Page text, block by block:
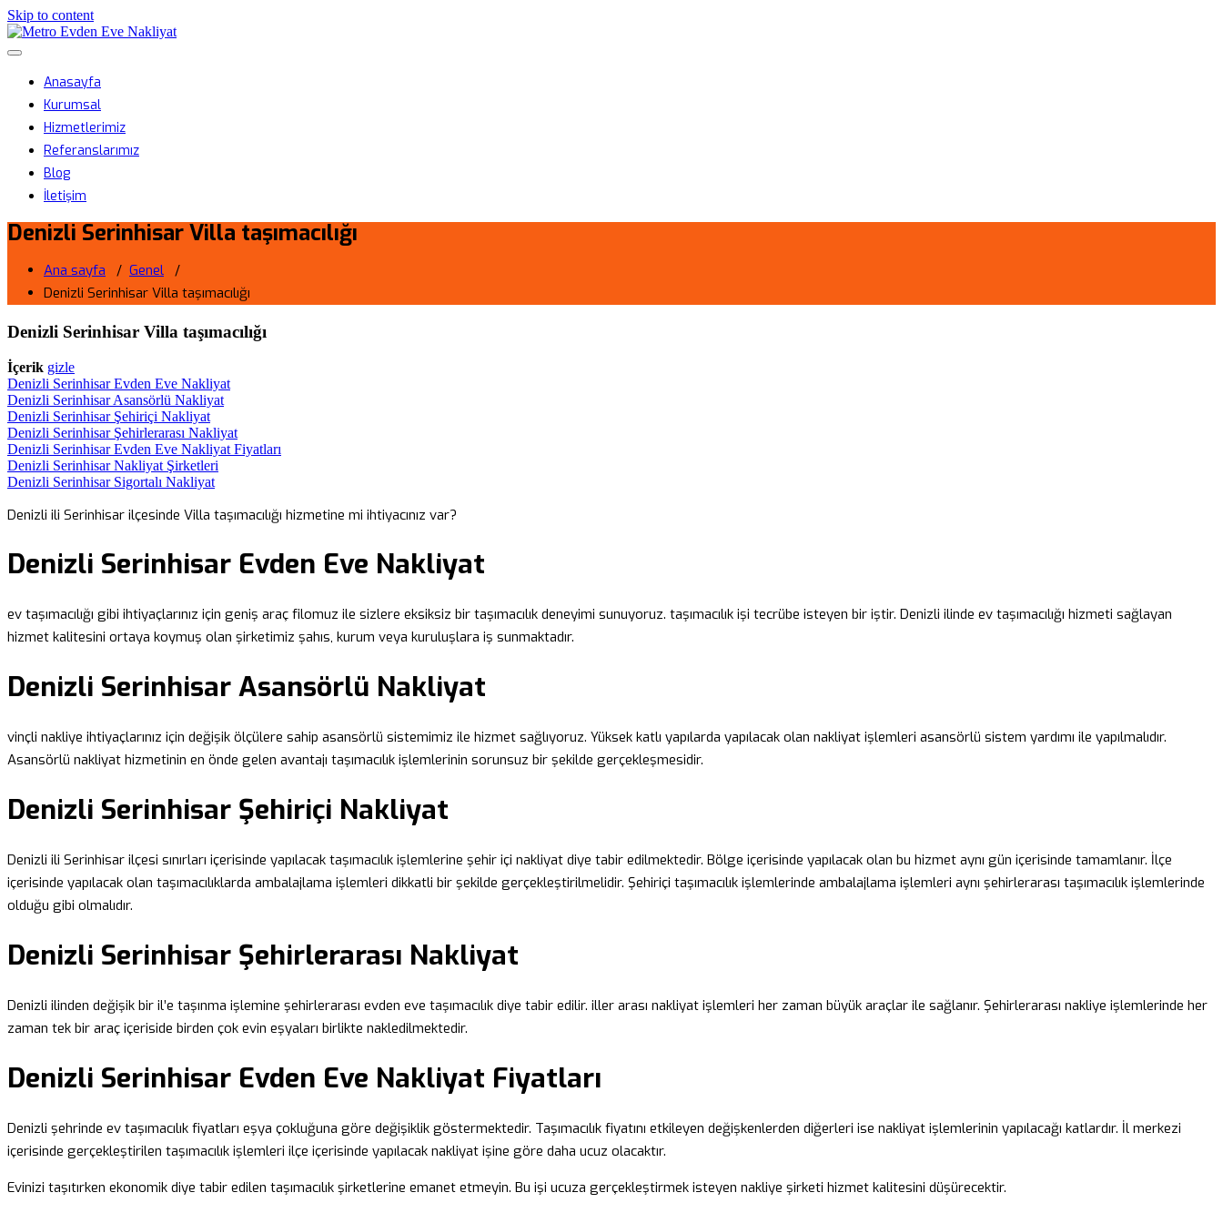
Skip to content
Metro Evden Eve Nakliyat
Anasayfa
Kurumsal
Hizmetlerimiz
Referanslarımız
Blog
İletişim
Denizli Serinhisar Villa taşımacılığı
Ana sayfa / Genel /
Denizli Serinhisar Villa taşımacılığı
Denizli Serinhisar Villa taşımacılığı
İçerik gizle
Denizli Serinhisar Evden Eve Nakliyat
Denizli Serinhisar Asansörlü Nakliyat
Denizli Serinhisar Şehiriçi Nakliyat
Denizli Serinhisar Şehirlerarası Nakliyat
Denizli Serinhisar Evden Eve Nakliyat Fiyatları
Denizli Serinhisar Nakliyat Şirketleri
Denizli Serinhisar Sigortalı Nakliyat
Denizli ili Serinhisar ilçesinde Villa taşımacılığı hizmetine mi ihtiyacınız var?
Denizli Serinhisar Evden Eve Nakliyat
ev taşımacılığı gibi ihtiyaçlarınız için geniş araç filomuz ile sizlere eksiksiz bir taşımacılık deneyimi sunuyoruz. taşımacılık işi tecrübe isteyen bir iştir. Denizli ilinde ev taşımacılığı hizmeti sağlayan
hizmet kalitesini ortaya koymuş olan şirketimiz şahıs, kurum veya kuruluşlara iş sunmaktadır.
Denizli Serinhisar Asansörlü Nakliyat
vinçli nakliye ihtiyaçlarınız için değişik ölçülere sahip asansörlü sistemimiz ile hizmet sağlıyoruz. Yüksek katlı yapılarda yapılacak olan nakliyat işlemleri asansörlü sistem yardımı ile yapılmalıdır.
Asansörlü nakliyat hizmetinin en önde gelen avantajı taşımacılık işlemlerinin sorunsuz bir şekilde gerçekleşmesidir.
Denizli Serinhisar Şehiriçi Nakliyat
Denizli ili Serinhisar ilçesi sınırları içerisinde yapılacak taşımacılık işlemlerine şehir içi nakliyat diye tabir edilmektedir. Bölge içerisinde yapılacak olan bu hizmet aynı gün içerisinde tamamlanır. İlçe
içerisinde yapılacak olan taşımacılıklarda ambalajlama işlemleri dikkatli bir şekilde gerçekleştirilmelidir. Şehiriçi taşımacılık işlemlerinde ambalajlama işlemleri aynı şehirlerarası taşımacılık işlemlerinde
olduğu gibi olmalıdır.
Denizli Serinhisar Şehirlerarası Nakliyat
Denizli ilinden değişik bir il’e taşınma işlemine şehirlerarası evden eve taşımacılık diye tabir edilir. iller arası nakliyat işlemleri her zaman büyük araçlar ile sağlanır. Şehirlerarası nakliye işlemlerinde her
zaman tek bir araç içeriside birden çok evin eşyaları birlikte nakledilmektedir.
Denizli Serinhisar Evden Eve Nakliyat Fiyatları
Denizli şehrinde ev taşımacılık fiyatları eşya çokluğuna göre değişiklik göstermektedir. Taşımacılık fiyatını etkileyen değişkenlerden diğerleri ise nakliyat işlemlerinin yapılacağı katlardır. İl merkezi
içerisinde gerçekleştirilen taşımacılık işlemleri ilçe içerisinde yapılacak nakliyat işine göre daha ucuz olacaktır.
Evinizi taşıtırken ekonomik diye tabir edilen taşımacılık şirketlerine emanet etmeyin. Bu işi ucuza gerçekleştirmek isteyen nakliye şirketi hizmet kalitesini düşürecektir.